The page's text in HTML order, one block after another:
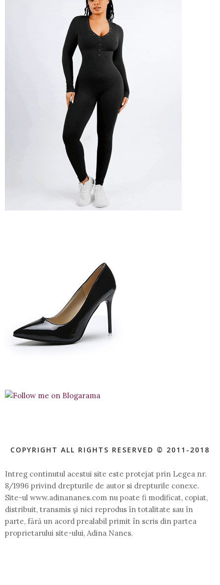
COPYRIGHT ALL RIGHTS RESERVED © 2011-2018
Intreg continutul acestui site este protejat prin Legea nr.
8/1996 privind drepturile de autor si drepturile conexe.
Site-ul www.adinananes.com nu poate fi modificat, copiat,
distribuit, transmis şi nici reprodus în totalitate sau în
parte, fără un acord prealabil primit în scris din partea
proprietarului site-ului, Adina Nanes.